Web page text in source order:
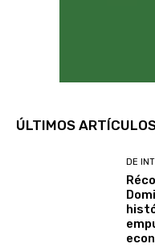
ÚLTIMOS
DE